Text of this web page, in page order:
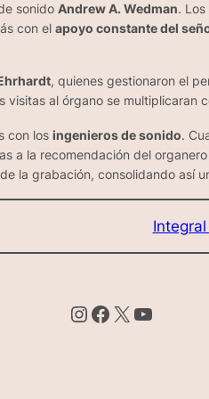
sonido Andrew A. Wedman. Los
con el apoyo constante del
, quienes gestionaron el
al órgano se multiplicaran
con los ingenieros de sonido.
a la recomendación del
la grabación, consolidando así
Instagram Facebook X YouTube